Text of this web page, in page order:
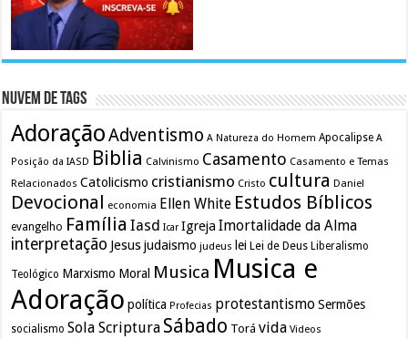
Nuvem de Tags
AdoraçãoAdventismo A Natureza do Homem Apocalipse A
Posição da IASD Biblia Calvinismo Casamento Casamento e Temas
Relacionados Catolicismo cristianismo Cristo cultura Daniel
Devocional economia Ellen White Estudos Bíblicos
evangelho Família Iasd Icar Igreja Imortalidade da Alma
interpretação Jesusjudaismo judeus lei Lei de Deus Liberalismo
Teológico Marxismo Moral Musica Musica e
Adoração política Profecias protestantismo Sermões
socialismo Sola Scriptura Sábado Torá vida Videos